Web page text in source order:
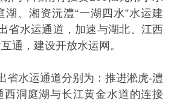
、湘资沅澧“一湖四水”水运建
省水运通道，加速与湖北、江西
通，建设开放水运网。
水运通道分别为：推进淞虎-澧
西洞庭湖与长江黄金水道的连接